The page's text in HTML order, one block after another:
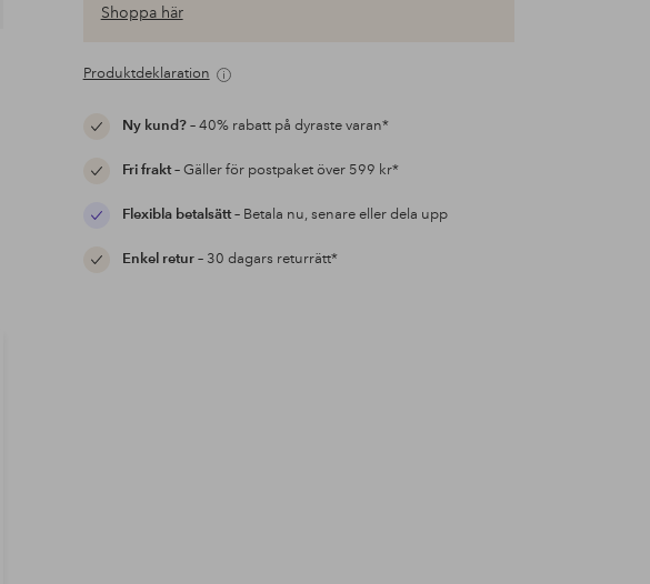
Shoppa här
Produktdeklaration
Ny kund?– 40% rabatt på dyraste varan*
Fri frakt– Gäller för postpaket över 599 kr*
Flexibla betalsätt– Betala nu, senare eller dela upp
Enkel retur– 30 dagars returrätt*